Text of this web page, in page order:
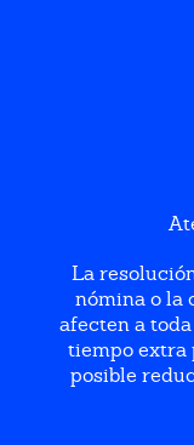
La
nómina o la
afecten a
tiempo extra
posible